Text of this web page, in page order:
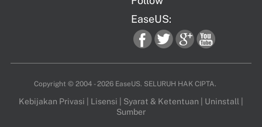
EaseUS:
fac twi goo you
Copyright © 2004 - 2026 EaseUS. SELURUH HAK CIPTA.
Kebijakan Privasi | Lisensi | Syarat & Ketentuan | Uninstall |
Sumber